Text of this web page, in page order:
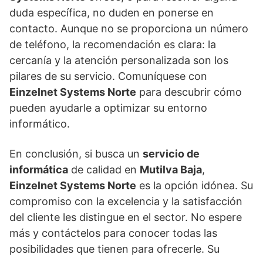
duda específica, no duden en ponerse en
contacto. Aunque no se proporciona un número
de teléfono, la recomendación es clara: la
cercanía y la atención personalizada son los
pilares de su servicio. Comuníquese con
Einzelnet Systems Norte para descubrir cómo
pueden ayudarle a optimizar su entorno
informático.
En conclusión, si busca un servicio de
informática de calidad en Mutilva Baja,
Einzelnet Systems Norte es la opción idónea. Su
compromiso con la excelencia y la satisfacción
del cliente les distingue en el sector. No espere
más y contáctelos para conocer todas las
posibilidades que tienen para ofrecerle. Su